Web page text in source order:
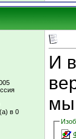
в 0
И
мы